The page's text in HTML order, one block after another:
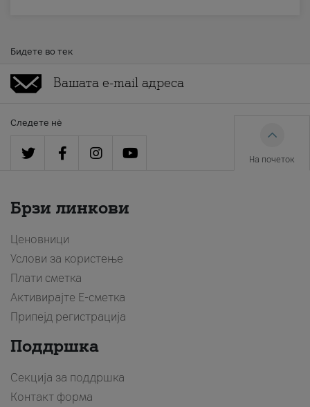
Бидете во тек
Следете нè
На почеток
Брзи линкови
Ценовници
Услови за користење
Плати сметка
Активирајте Е-сметка
Припејд регистрација
Поддршка
Секција за поддршка
Контакт форма